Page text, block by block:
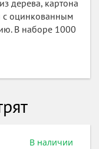
дерева, картона
с оцинкованным
В наборе 1000
Под заказ